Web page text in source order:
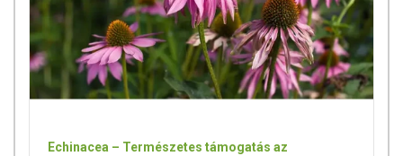
Echinacea – Természetes támogatás az